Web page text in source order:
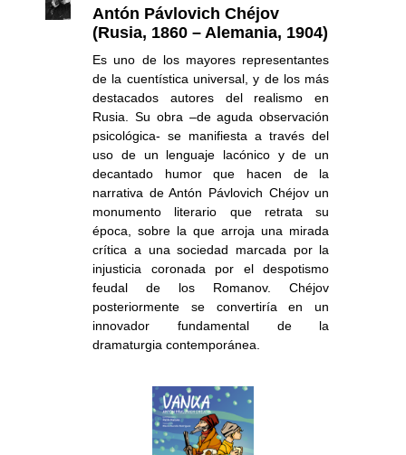
Antón Pávlovich Chéjov
(Rusia, 1860 – Alemania, 1904)
Es uno de los mayores representantes
de la cuentística universal, y de los más
destacados autores del realismo en
Rusia. Su obra –de aguda observación
psicológica- se manifiesta a través del
uso de un lenguaje lacónico y de un
decantado humor que hacen de la
narrativa de Antón Pávlovich Chéjov un
monumento literario que retrata su
época, sobre la que arroja una mirada
crítica a una sociedad marcada por la
injusticia coronada por el despotismo
feudal de los Romanov. Chéjov
posteriormente se convertiría en un
innovador fundamental de la
dramaturgia contemporánea.